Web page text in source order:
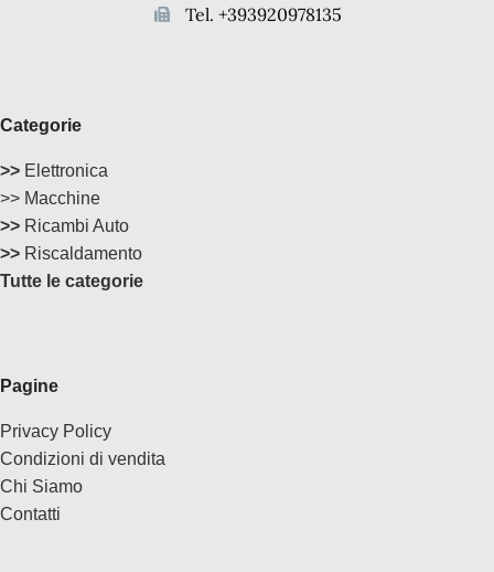
Tel. +393920978135
Categorie
>> Elettronica
>> Macchine
>> Ricambi Auto
>> Riscaldamento
Tutte le categorie
Pagine
Privacy Policy
Condizioni di vendita
Chi Siamo
Contatti